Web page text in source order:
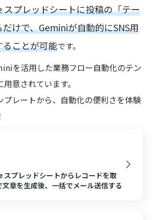
スプレッドシートに投稿の「テー
けで、Geminiが自動的にSNS用
ことが可能です。
を活用した業務フロー自動化のテン
意されています。
プレートから、自動化の便利さを体験
スプレッドシートからレコードを取
章を生成後、一括でメール送信する